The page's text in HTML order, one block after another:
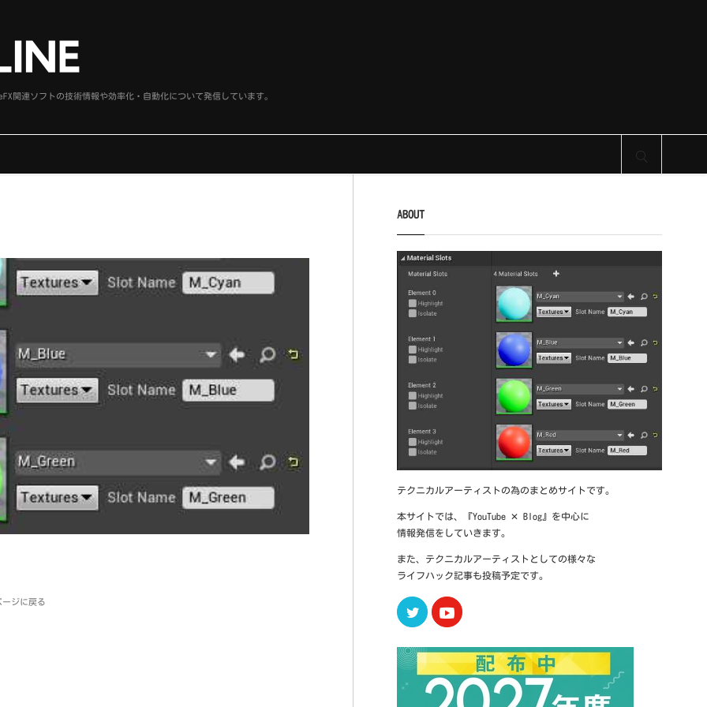
関連ソフトの技術情報や効率化・自動化について発信しています。
ジに戻る
ABOUT
テクニカルアーティストの為のまとめサイトです。
本サイトでは、『YouTube ✕ Blog』を中心に
情報発信をしていきます。
また、テクニカルアーティストとしての様々な
ライフハック記事も投稿予定です。
Twitter